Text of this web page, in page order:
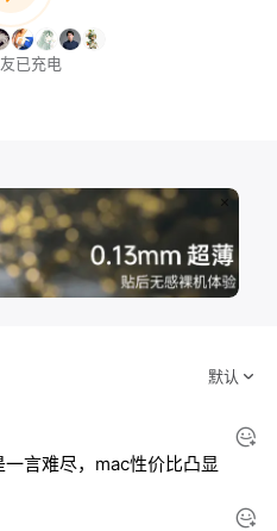
已充电
言难尽，mac性价比凸显